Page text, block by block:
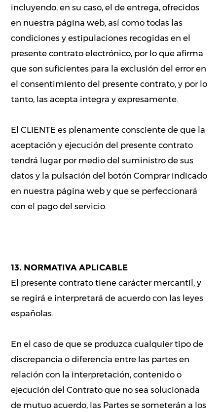
incluyendo, en su caso, el de entrega, ofrecidos
en nuestra página web, así como todas las
condiciones y estipulaciones recogidas en el
presente contrato electrónico, por lo que afirma
que son suficientes para la exclusión del error en
el consentimiento del presente contrato, y por lo
tanto, las acepta integra y expresamente.
El CLIENTE es plenamente consciente de que la
aceptación y ejecución del presente contrato
tendrá lugar por medio del suministro de sus
datos y la pulsación del botón Comprar indicado
en nuestra página web y que se perfeccionará
con el pago del servicio.
13. NORMATIVA APLICABLE
El presente contrato tiene carácter mercantil, y
se regirá e interpretará de acuerdo con las leyes
españolas.
En el caso de que se produzca cualquier tipo de
discrepancia o diferencia entre las partes en
relación con la interpretación, contenido o
ejecución del Contrato que no sea solucionada
de mutuo acuerdo, las Partes se someterán a los